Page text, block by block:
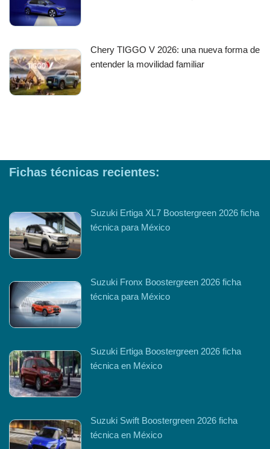
Chery TIGGO V 2026: una nueva forma de
entender la movilidad familiar
Fichas técnicas recientes:
Suzuki Ertiga XL7 Boostergreen 2026 ficha
técnica para México
Suzuki Fronx Boostergreen 2026 ficha
técnica para México
Suzuki Ertiga Boostergreen 2026 ficha
técnica en México
Suzuki Swift Boostergreen 2026 ficha
técnica en México